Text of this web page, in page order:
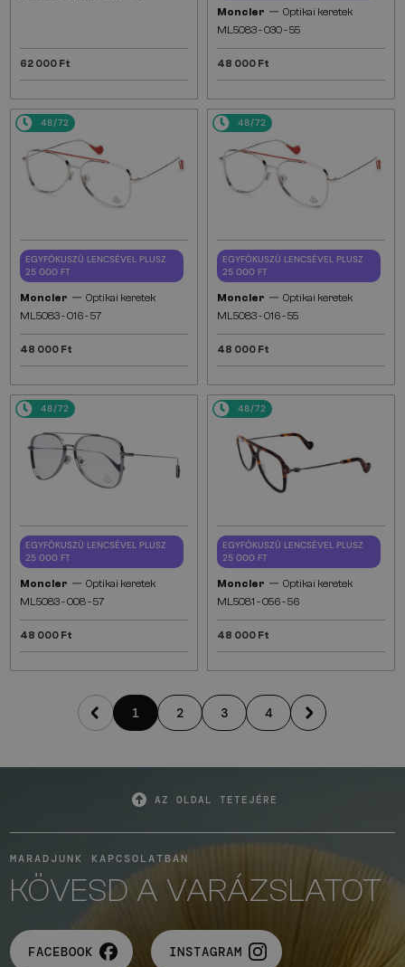
62 000 Ft
Moncler — Optikai keretek
ML5083 - 030 - 55
48 000 Ft
48/72
EGYFÓKUSZÚ LENCSÉVEL PLUSZ
25 000 FT
Moncler — Optikai keretek
ML5083 - 016 - 57
48 000 Ft
48/72
EGYFÓKUSZÚ LENCSÉVEL PLUSZ
25 000 FT
Moncler — Optikai keretek
ML5083 - 016 - 55
48 000 Ft
48/72
EGYFÓKUSZÚ LENCSÉVEL PLUSZ
25 000 FT
Moncler — Optikai keretek
ML5083 - 008 - 57
48 000 Ft
48/72
EGYFÓKUSZÚ LENCSÉVEL PLUSZ
25 000 FT
Moncler — Optikai keretek
ML5081 - 056 - 56
48 000 Ft
1 2 3 4
AZ OLDAL TETEJÉRE
MARADJUNK KAPCSOLATBAN
KÖVESD A VARÁZSLATOT
FACEBOOK INSTAGRAM